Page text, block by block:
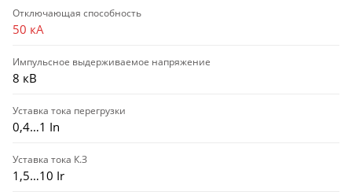
Отключающая способность
50 кА
Импульсное выдерживаемое напряжение
8 кВ
Уставка тока перегрузки
0,4…1 In
Уставка тока К.З
1,5…10 Ir